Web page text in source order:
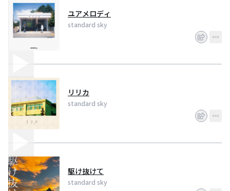
ユアメロディ
standard sky
リリカ
standard sky
駆け抜けて
standard sky